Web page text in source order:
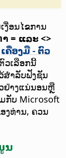
ອນໄຂການ
= ແລະ <>
ເຄື່ອງມື - ຕົວ
ວເລືອກນີ້
ສຳລັບຟັງຊັນ
ຢ່າງແນ່ນອນຫຼື
ກັບ Microsoft
ງທ່ານ, ຄວນ
ນ